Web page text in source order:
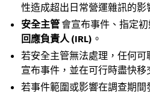
性造成超出日常營運雜訊的影
安全主管會宣布事件、指定
回應負責人 (IRL) 。
若安全主管無法處理，任何
宣布事件，並在可行時盡快移
若事件範圍或影響在調查期